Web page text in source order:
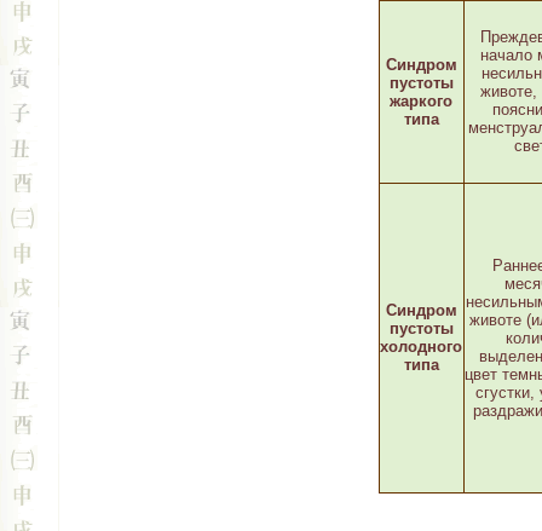
Синдром
пустоты
жаркого
типа
начало
животе,
Синдром
пустоты
холодного
типа
животе
цвет
сгустки,